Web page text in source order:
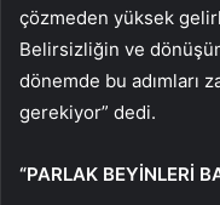
çözmeden yüksek
Belirsizliğin ve
dönemde bu adımları
gerekiyor” dedi.
“PARLAK BEYİNLERİ